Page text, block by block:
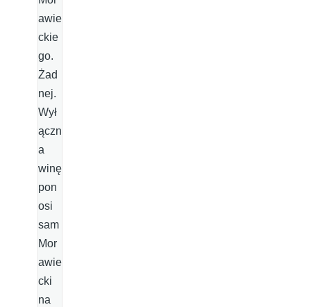
awie
ckie
go.
Żad
nej.
Wył
ączn
a
winę
pon
osi
sam
Mor
awie
cki
na